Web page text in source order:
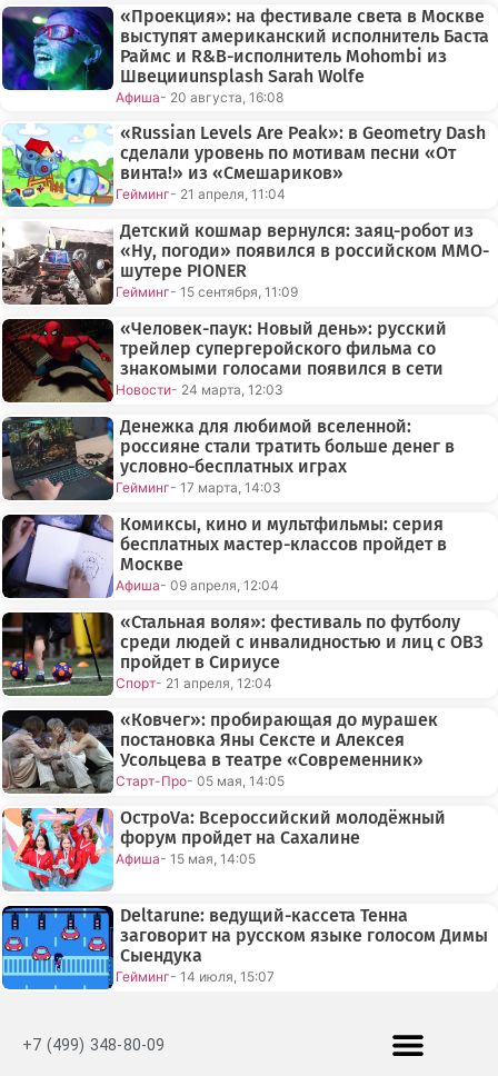
«Проекция»: на фестивале света в Москве
выступят американский исполнитель Баста
Раймс и R&B-исполнитель Mohombi из
Швецииunsplash Sarah Wolfe
Афиша- 20 августа, 16:08
«Russian Levels Are Peak»: в Geometry Dash
сделали уровень по мотивам песни «От
винта!» из «Смешариков»
Гейминг- 21 апреля, 11:04
Детский кошмар вернулся: заяц-робот из
«Ну, погоди» появился в российском MMO-
шутере PIONER
Гейминг- 15 сентября, 11:09
«Человек-паук: Новый день»: русский
трейлер супергеройского фильма со
знакомыми голосами появился в сети
Новости- 24 марта, 12:03
Денежка для любимой вселенной:
россияне стали тратить больше денег в
условно-бесплатных играх
Гейминг- 17 марта, 14:03
Комиксы, кино и мультфильмы: серия
бесплатных мастер-классов пройдет в
Москве
Афиша- 09 апреля, 12:04
«Стальная воля»: фестиваль по футболу
среди людей с инвалидностью и лиц с ОВЗ
пройдет в Сириусе
Спорт- 21 апреля, 12:04
«Ковчег»: пробирающая до мурашек
постановка Яны Сексте и Алексея
Усольцева в театре «Современник»
Старт-Про- 05 мая, 14:05
ОстроVа: Всероссийский молодёжный
форум пройдет на Сахалине
Афиша- 15 мая, 14:05
Deltarune: ведущий-кассета Тенна
заговорит на русском языке голосом Димы
Сыендука
Гейминг- 14 июля, 15:07
+7 (499) 348-80-09